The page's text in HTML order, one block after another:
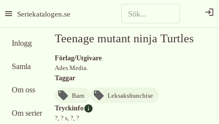
Seriekatalogen.se
Inlogg
Samla
Om oss
Om serier
Teenage mutant ninja Turtles
Förlag/Utgivare
Ades Media.
Taggar
Barn
Leksaksfranchise
Tryckinfo
?, ? s, ?, ?